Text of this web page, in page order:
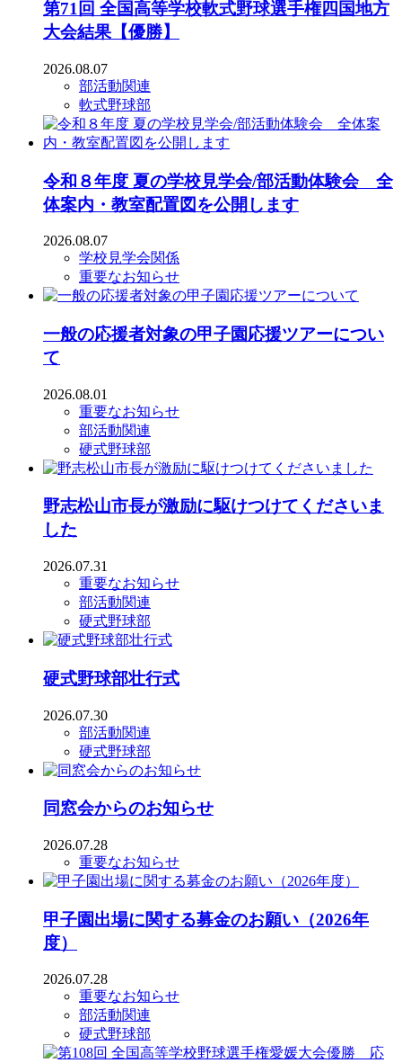
第71回 全国高等学校軟式野球選手権四国地方
大会結果【優勝】
2026.08.07
部活動関連
軟式野球部
令和８年度 夏の学校見学会/部活動体験会 全
体案内・教室配置図を公開します
2026.08.07
学校見学会関係
重要なお知らせ
一般の応援者対象の甲子園応援ツアーについ
て
2026.08.01
重要なお知らせ
部活動関連
硬式野球部
野志松山市長が激励に駆けつけてくださいま
した
2026.07.31
重要なお知らせ
部活動関連
硬式野球部
硬式野球部壮行式
2026.07.30
部活動関連
硬式野球部
同窓会からのお知らせ
2026.07.28
重要なお知らせ
甲子園出場に関する募金のお願い（2026年
度）
2026.07.28
重要なお知らせ
部活動関連
硬式野球部